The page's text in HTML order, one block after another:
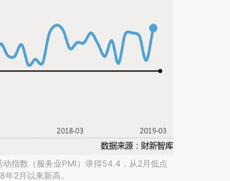
指数（服务业PMI）录得54.4，从2月低点
2月以来新高。